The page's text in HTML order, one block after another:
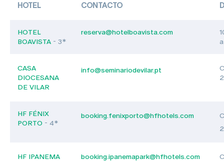
HOTEL CONTACTO
HOTEL
BOAVISTA - 3*
reserva@hotelboavista.com
CASA
DIOCESANA
DE VILAR
info@seminariodevilar.pt
HF FÉNIX
PORTO - 4*
booking.fenixporto@hfhotels.com
HF IPANEMA
booking.ipanemapark@hfhotels.com